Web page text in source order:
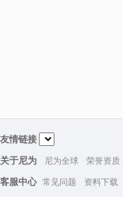
友情链接
关于尼为
尼为全球 荣誉资质
客服中心 常见问题 资料下载